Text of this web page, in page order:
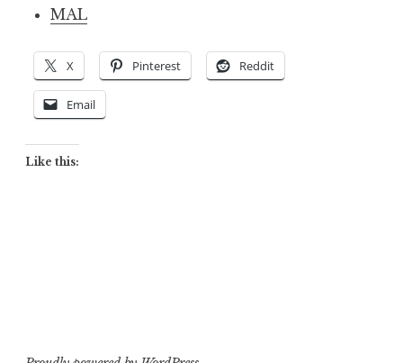
MAL
X Pinterest Reddit
Email
Like this: